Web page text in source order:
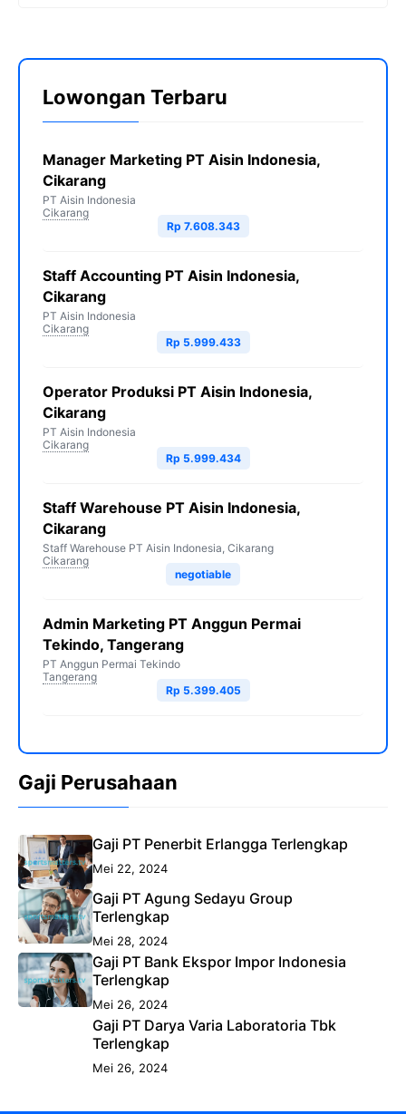
Lowongan Terbaru
Manager Marketing PT Aisin Indonesia,
Cikarang
PT Aisin Indonesia
Cikarang
Rp 7.608.343
Staff Accounting PT Aisin Indonesia,
Cikarang
PT Aisin Indonesia
Cikarang
Rp 5.999.433
Operator Produksi PT Aisin Indonesia,
Cikarang
PT Aisin Indonesia
Cikarang
Rp 5.999.434
Staff Warehouse PT Aisin Indonesia,
Cikarang
Staff Warehouse PT Aisin Indonesia, Cikarang
Cikarang
negotiable
Admin Marketing PT Anggun Permai
Tekindo, Tangerang
PT Anggun Permai Tekindo
Tangerang
Rp 5.399.405
Gaji Perusahaan
Gaji PT Penerbit Erlangga Terlengkap
Mei 22, 2024
Gaji PT Agung Sedayu Group
Terlengkap
Mei 28, 2024
Gaji PT Bank Ekspor Impor Indonesia
Terlengkap
Mei 26, 2024
Gaji PT Darya Varia Laboratoria Tbk
Terlengkap
Mei 26, 2024